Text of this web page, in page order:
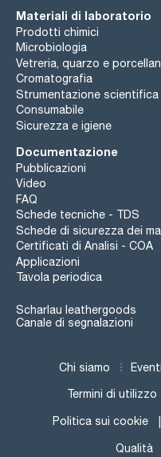
Materiali di laboratorio
Prodotti chimici
Microbiologia
Vetreria, quarzo e
Cromatografia
Strumentazione scientifica
Consumabile
Sicurezza e igiene
Documentazione
Pubblicazioni
Video
FAQ
Schede tecniche - TDS
Schede di sicurezza dei
Certificati di Analisi - COA
Applicazioni
Tavola periodica
Scharlau leathergoods
Canale di segnalazioni
Chi siamo Eventi
Termini di utilizzo
Politica sui cookie
Qualità